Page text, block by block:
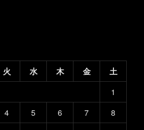
火 水 木 金
土
1
4 5 6 7
8